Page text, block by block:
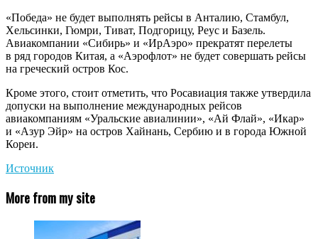
«Победа» не будет выполнять рейсы в Анталию, Стамбул,
Хельсинки, Гюмри, Тиват, Подгорицу, Реус и Базель.
Авиакомпании «Сибирь» и «ИрАэро» прекратят перелеты
в ряд городов Китая, а «Аэрофлот» не будет совершать рейсы
на греческий остров Кос.
Кроме этого, стоит отметить, что Росавиация также утвердила
допуски на выполнение международных рейсов
авиакомпаниям «Уральские авиалинии», «Ай Флай», «Икар»
и «Азур Эйр» на остров Хайнань, Сербию и в города Южной
Кореи.
Источник
More from my site